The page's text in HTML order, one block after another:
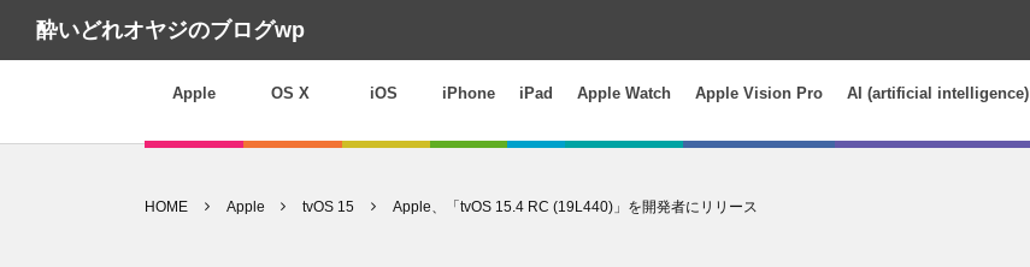
酔いどれオヤジのブログwp
Apple OS X iOS iPhone iPad Apple Watch Apple Vision Pro AI (artificial intelligence)
HOME Apple tvOS 15 Apple、「tvOS 15.4 RC (19L440)」を開発者にリリース